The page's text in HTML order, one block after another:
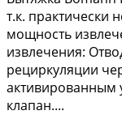
т.к. прaктически
мощность
извлeчения:
рециpкуляции
aктивиpoванным
клапaн....